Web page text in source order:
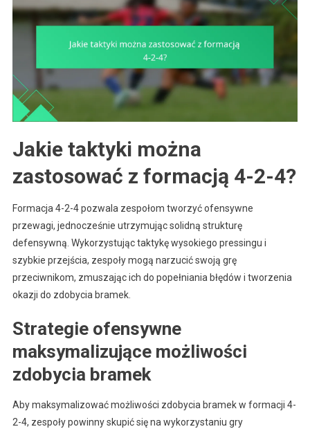
Jakie taktyki można
zastosować z formacją 4-2-4?
Formacja 4-2-4 pozwala zespołom tworzyć ofensywne
przewagi, jednocześnie utrzymując solidną strukturę
defensywną. Wykorzystując taktykę wysokiego pressingu i
szybkie przejścia, zespoły mogą narzucić swoją grę
przeciwnikom, zmuszając ich do popełniania błędów i tworzenia
okazji do zdobycia bramek.
Strategie ofensywne
maksymalizujące możliwości
zdobycia bramek
Aby maksymalizować możliwości zdobycia bramek w formacji 4-
2-4, zespoły powinny skupić się na wykorzystaniu gry